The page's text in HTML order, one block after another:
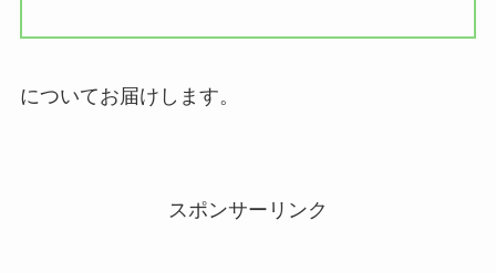
についてお届けします。
スポンサーリンク